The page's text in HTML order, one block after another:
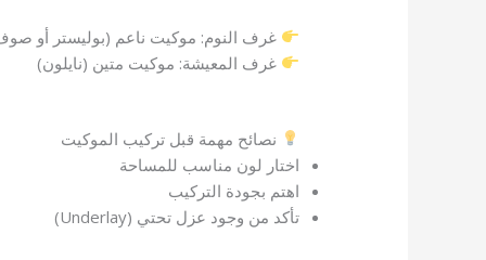
غرف النوم: موكيت ناعم (بوليستر أو
غرف المعيشة: موكيت متين (نايلون)
نصائح مهمة قبل تركيب الموكيت
اختار لون مناسب للمساحة
اهتم بجودة التركيب
تأكد من وجود عزل تحتي (Underlay)